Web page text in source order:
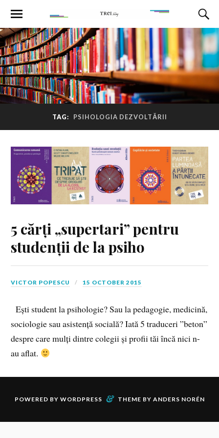
TAG: PSIHOLOGIA DEZVOLTĂRII
5 cărți „supertari” pentru
studenții de la psiho
VICTOR POPESCU 15 OCTOBER 2015
Ești student la psihologie? Sau la pedagogie, medicină,
sociologie sau asistență socială? Iată 5 traduceri ”beton”
despre care mulți dintre colegii și profii tăi încă nici n-
au aflat.
POWERED BY WORDPRESS & THEME BY ANDERS NORÉN